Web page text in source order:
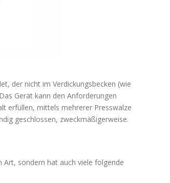
der nicht im Verdickungsbecken (wie
Gerät kann den Anforderungen
erfüllen, mittels mehrerer Presswalze
geschlossen, zweckmäßigerweise.
sondern hat auch viele folgende